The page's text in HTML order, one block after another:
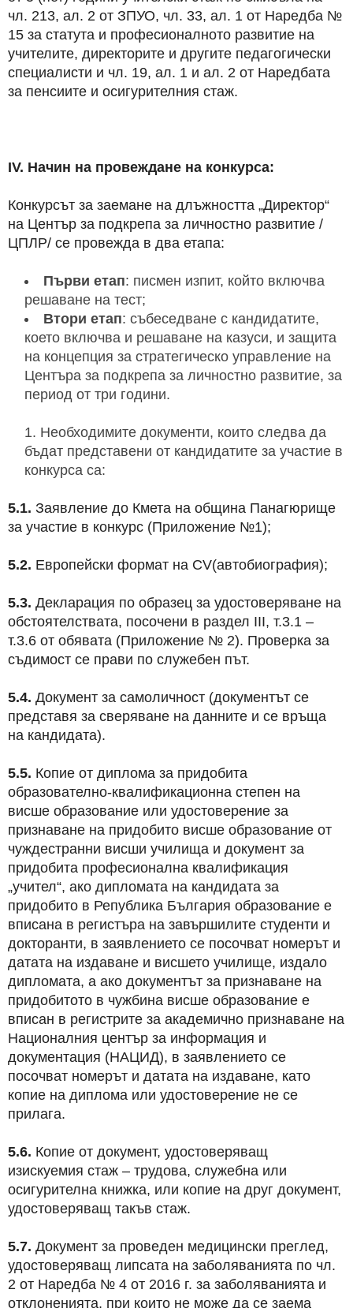
чл. 213, ал. 2 от ЗПУО, чл. 33, ал. 1 от Наредба №
15 за статута и професионалното развитие на
учителите, директорите и другите педагогически
специалисти и чл. 19, ал. 1 и ал. 2 от Наредбата
за пенсиите и осигурителния стаж.
ІV. Начин на провеждане на конкурса:
Конкурсът за заемане на длъжността „Директор“
на Център за подкрепа за личностно развитие /
ЦПЛР/ се провежда в два етапа:
Първи етап: писмен изпит, който включва
решаване на тест;
Втори етап: събеседване с кандидатите,
което включва и решаване на казуси, и защита
на концепция за стратегическо управление на
Центъра за подкрепа за личностно развитие, за
период от три години.
Необходимите документи, които следва да
бъдат представени от кандидатите за участие в
конкурса са:
5.1. Заявление до Кмета на община Панагюрище
за участие в конкурс (Приложение №1);
5.2. Европейски формат на CV(автобиография);
5.3. Декларация по образец за удостоверяване на
обстоятелствата, посочени в раздел III, т.3.1 –
т.3.6 от обявата (Приложение № 2). Проверка за
съдимост се прави по служебен път.
5.4. Документ за самоличност (документът се
представя за сверяване на данните и се връща
на кандидата).
5.5. Копие от диплома за придобита
образователно-квалификационна степен на
висше образование или удостоверение за
признаване на придобито висше образование от
чуждестранни висши училища и документ за
придобита професионална квалификация
„учител“, ако дипломата на кандидата за
придобито в Република България образование е
вписана в регистъра на завършилите студенти и
докторанти, в заявлението се посочват номерът и
датата на издаване и висшето училище, издало
дипломата, а ако документът за признаване на
придобитото в чужбина висше образование е
вписан в регистрите за академично признаване на
Националния център за информация и
документация (НАЦИД), в заявлението се
посочват номерът и датата на издаване, като
копие на диплома или удостоверение не се
прилага.
5.6. Копие от документ, удостоверяващ
изискуемия стаж – трудова, служебна или
осигурителна книжка, или копие на друг документ,
удостоверяващ такъв стаж.
5.7. Документ за проведен медицински преглед,
удостоверяващ липсата на заболяванията по чл.
2 от Наредба № 4 от 2016 г. за заболяванията и
отклоненията, при които не може да се заема